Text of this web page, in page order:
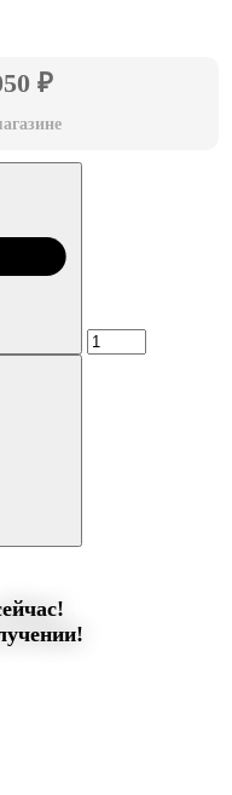
₽